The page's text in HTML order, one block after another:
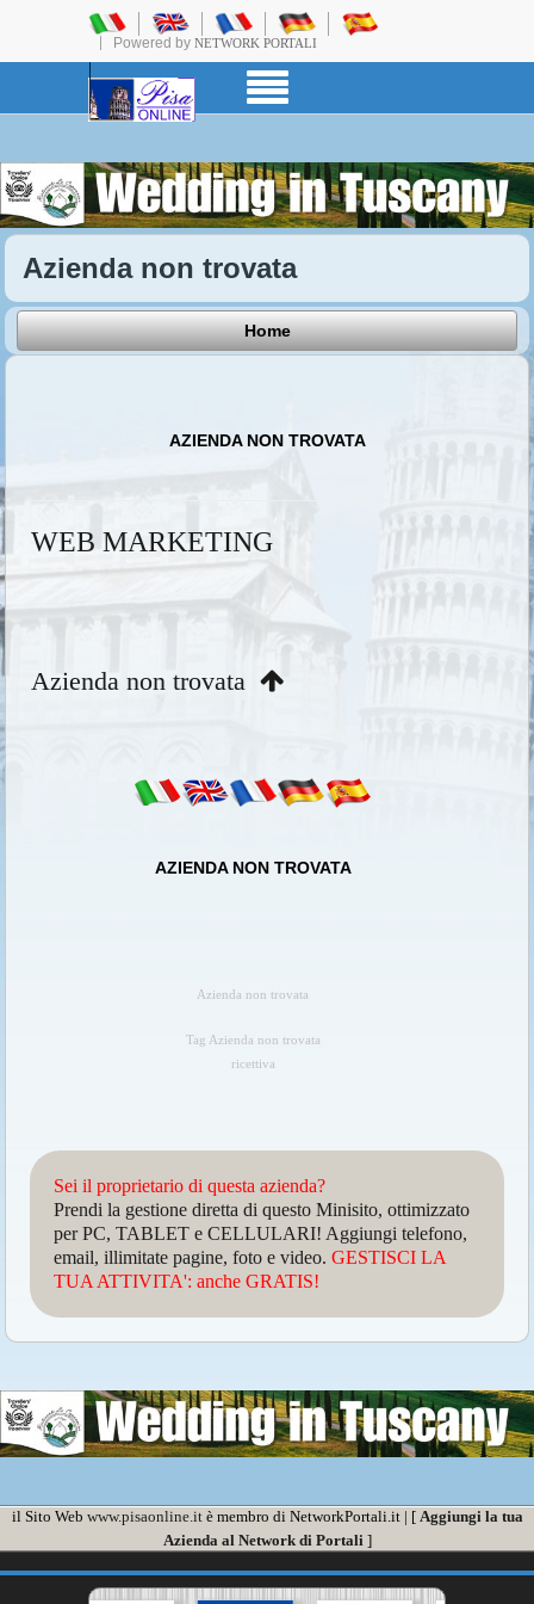
Powered by NETWORK PORTALI
Azienda non trovata
Home
AZIENDA NON TROVATA
WEB MARKETING
Azienda non trovata
AZIENDA NON TROVATA
Azienda non trovata
Tag Azienda non trovata
ricettiva
Sei il proprietario di questa azienda?
Prendi la gestione diretta di questo Minisito, ottimizzato
per PC, TABLET e CELLULARI! Aggiungi telefono,
email, illimitate pagine, foto e video.GESTISCI LA
TUA ATTIVITA': anche GRATIS!
il Sito Web www.pisaonline.itè membro di NetworkPortali.it | [ Aggiungi la tua
Azienda al Network di Portali ]